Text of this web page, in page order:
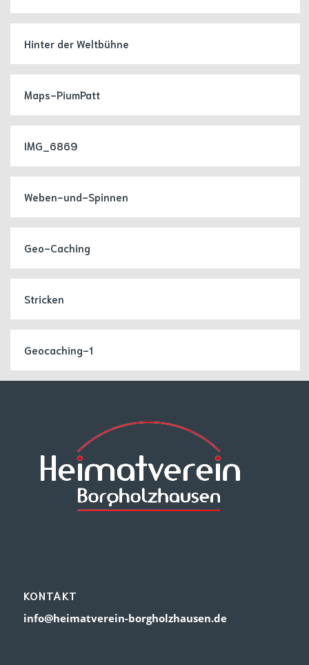
Hinter der Weltbühne
Maps-PiumPatt
IMG_6869
Weben-und-Spinnen
Geo-Caching
Stricken
Geocaching-1
KONTAKT
info@heimatverein-borgholzhausen.de